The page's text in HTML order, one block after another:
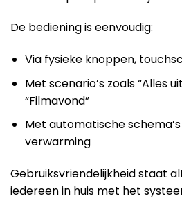
De bediening is eenvoudig:
Via fysieke knoppen,
Met scenario’s zoals “Alles
“Filmavond”
Met automatische
verwarming
Gebruiksvriendelijkheid staat
iedereen in huis met het